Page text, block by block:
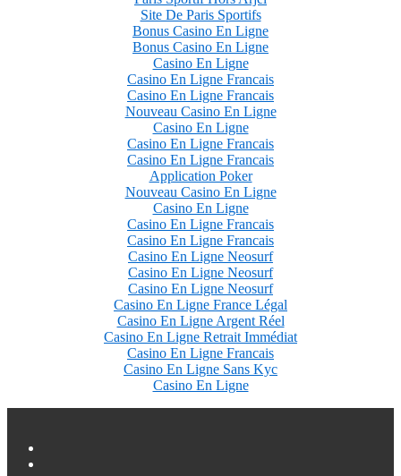
Site De Paris Sportifs
Bonus Casino En Ligne
Bonus Casino En Ligne
Casino En Ligne
Casino En Ligne Francais
Casino En Ligne Francais
Nouveau Casino En Ligne
Casino En Ligne
Casino En Ligne Francais
Casino En Ligne Francais
Application Poker
Nouveau Casino En Ligne
Casino En Ligne
Casino En Ligne Francais
Casino En Ligne Francais
Casino En Ligne Neosurf
Casino En Ligne Neosurf
Casino En Ligne Neosurf
Casino En Ligne France Légal
Casino En Ligne Argent Réel
Casino En Ligne Retrait Immédiat
Casino En Ligne Francais
Casino En Ligne Sans Kyc
Casino En Ligne